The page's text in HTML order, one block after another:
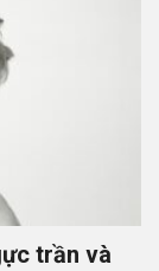
trần và